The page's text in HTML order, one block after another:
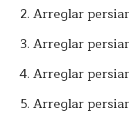
Arreglar
Arreglar
Arreglar
Arreglar